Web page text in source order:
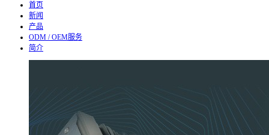
首页
新闻
产品
ODM / OEM服务
简介